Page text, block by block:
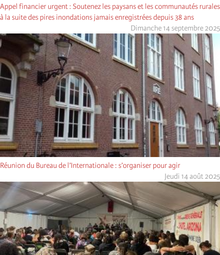
Appel financier urgent : Soutenez les paysans et les communautés rurales
à la suite des pires inondations jamais enregistrées depuis 38 ans
Dimanche 14 septembre 2025
Réunion du Bureau de l’Internationale : s’organiser pour agir
Jeudi 14 août 2025